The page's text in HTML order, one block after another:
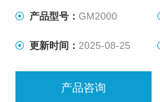
产品型号：GM2000
更新时间： 2025-08-25
产品咨询